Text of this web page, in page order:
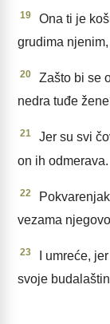
19
Ona ti je
grudima
20
Zašto bi se
nedra tuđe
21
Jer su svi
on ih odmerava.
22
vezama
23
I umreće,
svoje